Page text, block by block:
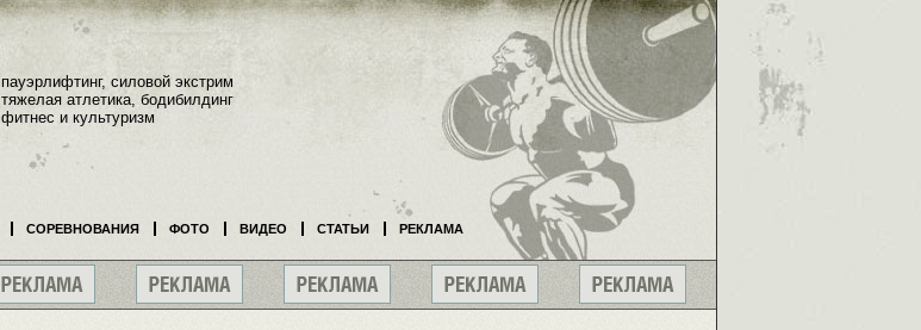
пауэрлифтинг, силовой экстрим
тяжелая атлетика, бодибилдинг
фитнес и культуризм
СОРЕВНОВАНИЯ ФОТО ВИДЕО СТАТЬИ РЕКЛАМА